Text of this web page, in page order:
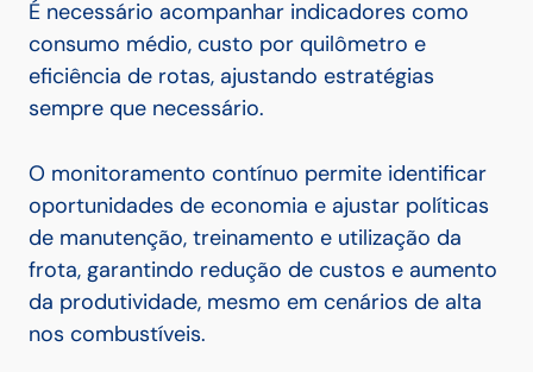
É necessário acompanhar indicadores como
consumo médio, custo por quilômetro e
eficiência de rotas, ajustando estratégias
sempre que necessário.
O monitoramento contínuo permite identificar
oportunidades de economia e ajustar políticas
de manutenção, treinamento e utilização da
frota, garantindo redução de custos e aumento
da produtividade, mesmo em cenários de alta
nos combustíveis.